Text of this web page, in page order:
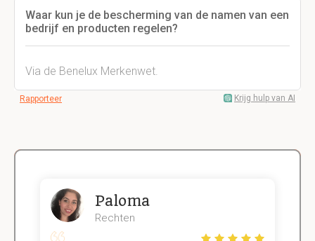
Waar kun je de bescherming van de namen van een
bedrijf en producten regelen?
Via de Benelux Merkenwet.
Rapporteer Krijg hulp van AI
Paloma
Rechten